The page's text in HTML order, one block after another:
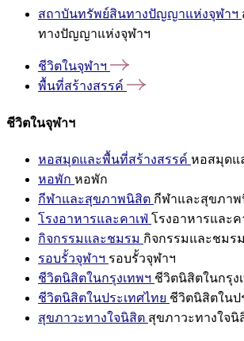
สถาบันทรัพย์สินทางปัญญาแห่งจุฬาฯ
ทางปัญญาแห่งจุฬาฯ
ชีวิตในจุฬาฯ
พื้นที่สร้างสรรค์
ชีวิตในจุฬาฯ
หอสมุดและพื้นที่สร้างสรรค์ หอสมุดแ
หอพัก หอพัก
กีฬาและสุขภาพนิสิต กีฬาและสุขภา
โรงอาหารและคาเฟ่ โรงอาหารและค
กิจกรรมและชมรม กิจกรรมและชมรม
รอบรั้วจุฬาฯ รอบรั้วจุฬาฯ
ชีวิตนิสิตในกรุงเทพฯ ชีวิตนิสิตในกรุง
ชีวิตนิสิตในประเทศไทย ชีวิตนิสิตในป
สุขภาวะทางใจนิสิต สุขภาวะทางใจนิ